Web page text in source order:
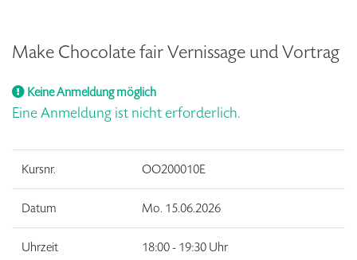
Make Chocolate fair Vernissage und Vortrag
Keine Anmeldung möglich
Eine Anmeldung ist nicht erforderlich.
Kursnr. OO200010E
Datum Mo. 15.06.2026
Uhrzeit 18:00 - 19:30 Uhr